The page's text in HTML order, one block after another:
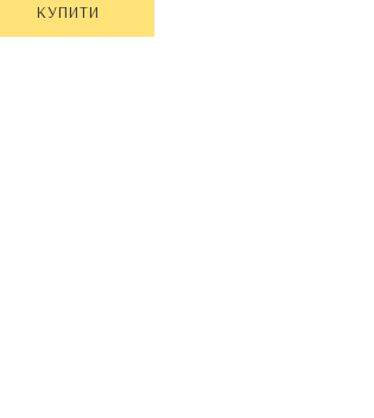
КУПИТИ